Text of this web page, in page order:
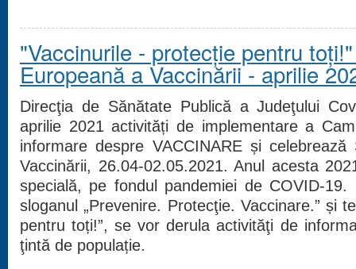
"Vaccinurile - protecție pentru
Europeană a Vaccinării - aprilie
Direcţia de Sănătate Publică a Judeţului
aprilie 2021 activități de implementare a
informare despre VACCINARE și
Vaccinării, 26.04-02.05.2021. Anul acesta
specială, pe fondul pandemiei de COVID-
sloganul „Prevenire. Protecţie. Vaccinare.” și
pentru toți!”, se vor derula activităţi de
ţintă de populație.